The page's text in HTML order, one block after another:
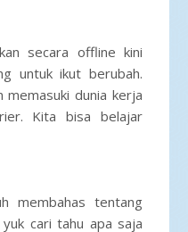
secara offline kini
untuk ikut berubah.
memasuki dunia kerja
Kita bisa belajar
membahas tentang
cari tahu apa saja